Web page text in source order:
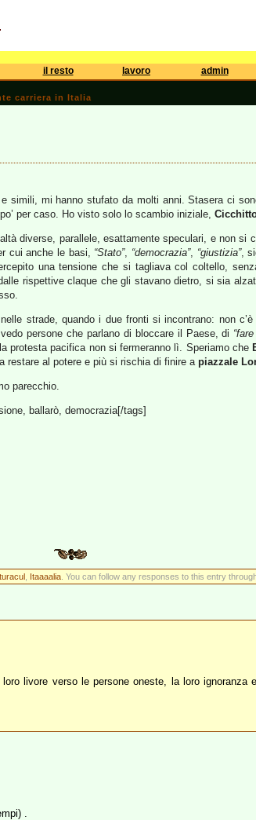
il resto lavoro admin
carriera in Italia
e simili, mi hanno stufato da molti anni. Stasera ci
per caso. Ho visto solo lo scambio iniziale,
diverse, parallele, esattamente speculari, e non
cui anche le basi, “Stato”, “democrazia”, “giustizia”,
una tensione che si tagliava col coltello,
rispettive claque che gli stavano dietro, si sia
strade, quando i due fronti si incontrano: non
persone che parlano di bloccare il Paese, di
protesta pacifica non si fermeranno lì. Speriamo che
restare al potere e più si rischia di finire a piazzale
parecchio.
ballarò, democrazia[/tags]
, Itaaaalia. You can follow any responses to this entry
livore verso le persone oneste, la loro ignoranza
.